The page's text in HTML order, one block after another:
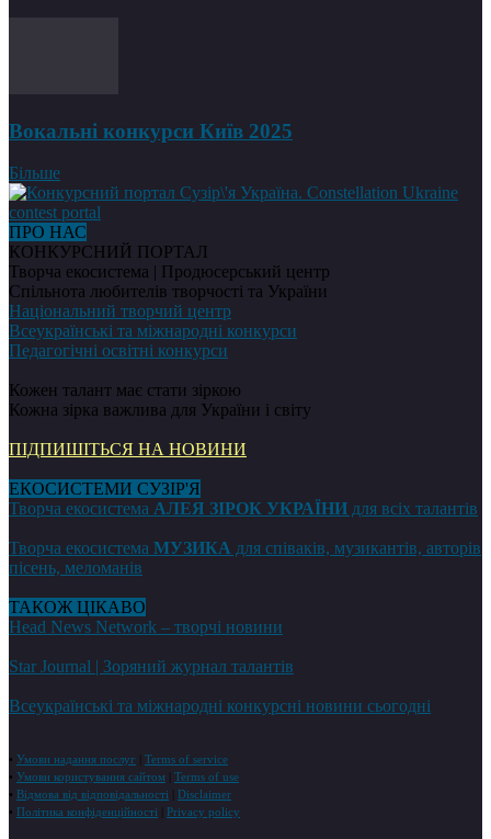
Вокальні конкурси Київ 2025
Більше
ПРО НАС
КОНКУРСНИЙ ПОРТАЛ
Творча екосистема | Продюсерський центр
Спільнота любителів творчості та України
Національний творчий центр
Всеукраїнські та міжнародні конкурси
Педагогічні освітні конкурси
Кожен талант має стати зіркою
Кожна зірка важлива для України і світу
ПІДПИШІТЬСЯ НА НОВИНИ
ЕКОСИСТЕМИ СУЗІР'Я
Творча екосистема АЛЕЯ ЗІРОК УКРАЇНИ для всіх талантів
Творча екосистема МУЗИКА для співаків, музикантів, авторів
пісень, меломанів
ТАКОЖ ЦІКАВО
Head News Network – творчі новини
Star Journal | Зоряний журнал талантів
Всеукраїнські та міжнародні конкурсні новини сьогодні
• Умови надання послуг
Terms of service
• Умови користування сайтом
Terms of use
• Відмова від відповідальності
Disclaimer
• Політика конфіденційності Privacy policy